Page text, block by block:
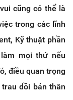
cũng có thể là
trong các lĩnh
Kỹ thuật phần
mọi thứ nếu
điều quan trọng
dồi bản thân